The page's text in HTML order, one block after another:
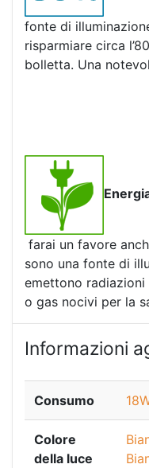
fonte di
risparmiare circa
bolletta. Una
farai un favore
sono una fonte di
emettono radiazioni
o gas nocivi per la
Informazioni
Consumo
Colore
della luce